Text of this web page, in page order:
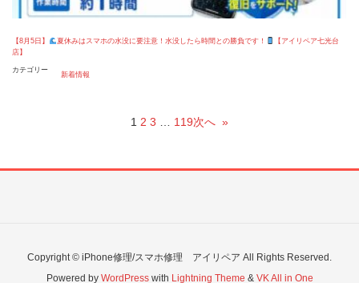
【8月5日】 夏休みはスマホの水没に要注意！水没したら時間との勝負です！
【アイリペア七光台
店】
カテゴリー
新着情報
1 2 3 … 119次へ »
Copyright © iPhone修理/スマホ修理 アイリペア All Rights Reserved.
Powered by WordPresswith Lightning Theme & VK All in One